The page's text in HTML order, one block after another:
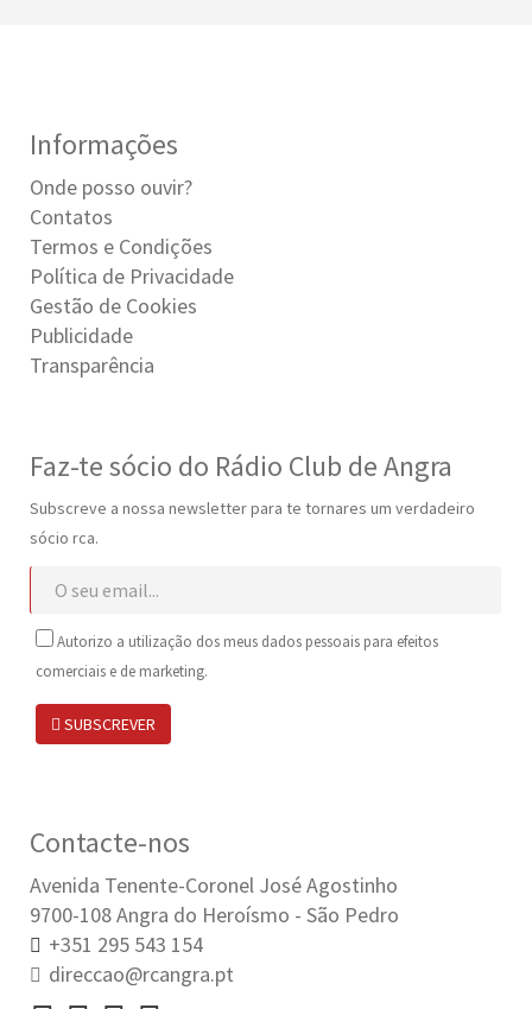
Informações
Onde posso ouvir?
Contatos
Termos e Condições
Política de Privacidade
Gestão de Cookies
Publicidade
Transparência
Faz-te sócio do Rádio Club de Angra
Subscreve a nossa newsletter para te tornares um verdadeiro
sócio rca.
Autorizo a utilização dos meus dados pessoais para efeitos
comerciais e de marketing.
SUBSCREVER
Contacte-nos
Avenida Tenente-Coronel José Agostinho
9700-108 Angra do Heroísmo - São Pedro
+351 295 543 154
direccao@rcangra.pt